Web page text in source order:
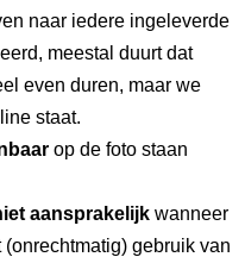
naar iedere ingeleverde
meestal duurt dat
even duren, maar we
staat.
op de foto staan
aansprakelijk wanneer
gebruik van